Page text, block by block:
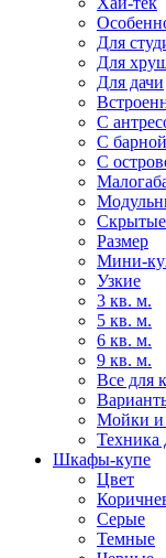
Для
Для
Для дачи
С
С
С
Размер
Мини-
Узкие
3 кв. м.
5 кв. м.
6 кв. м.
9 кв. м.
Все для
Мойки и
Техника
Шкафы-купе
Цвет
Серые
Темные